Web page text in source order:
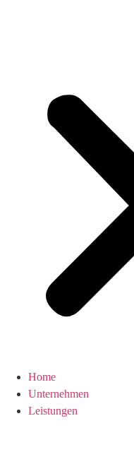
Home
Unternehmen
Leistungen